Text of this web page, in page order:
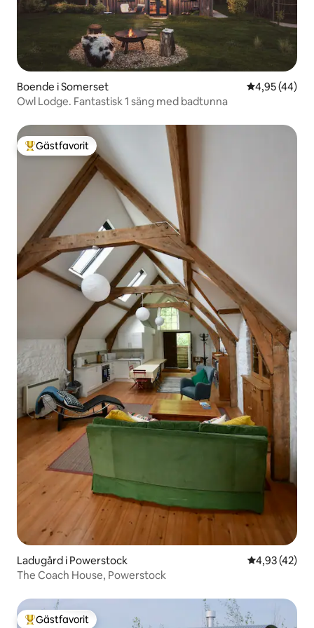
Boende i Somerset 4,95 av 5 i
4,95 (44)
Owl Lodge. Fantastisk 1 säng med badtunna
Populär gästfavorit
Gästfavorit
Ladugård i Powerstock 4,93 av 5 i
4,93 (42)
The Coach House, Powerstock
Gästfavorit